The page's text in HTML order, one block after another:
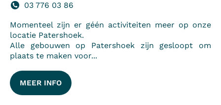
03 776 03 86
Momenteel zijn er géén activiteiten meer op onze
locatie Patershoek.
Alle gebouwen op Patershoek zijn gesloopt om
plaats te maken voor...
MEER INFO